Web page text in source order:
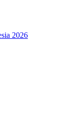
2026